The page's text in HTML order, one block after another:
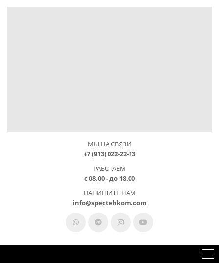
МЫ НА СВЯЗИ
+7 (913) 022-22-13
РАБОТАЕМ
с 08.00 - до 18.00
НАПИШИТЕ НАМ
info@spectehkom.com